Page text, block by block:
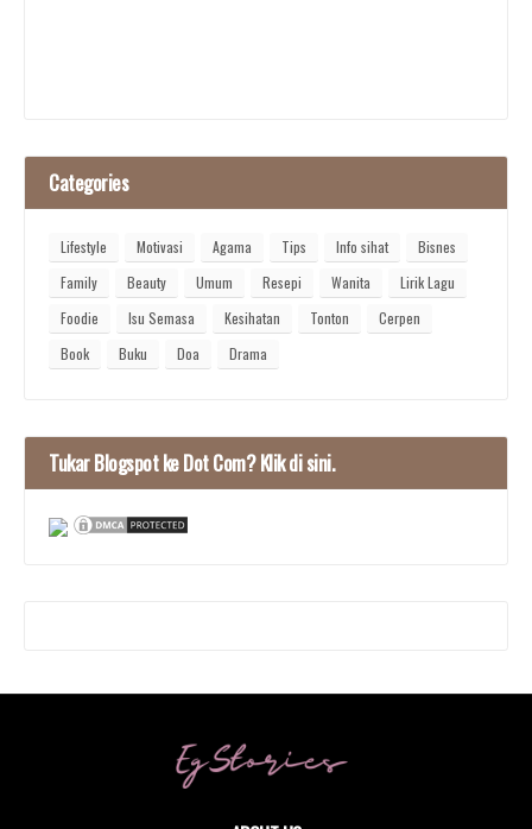
Categories
Lifestyle Motivasi Agama Tips Info sihat
Bisnes
Family
Beauty Umum Resepi Wanita
Lirik Lagu
Foodie
Isu Semasa Kesihatan Tonton
Cerpen
Book
Buku Doa Drama
Tukar Blogspot ke Dot Com? Klik di sini.